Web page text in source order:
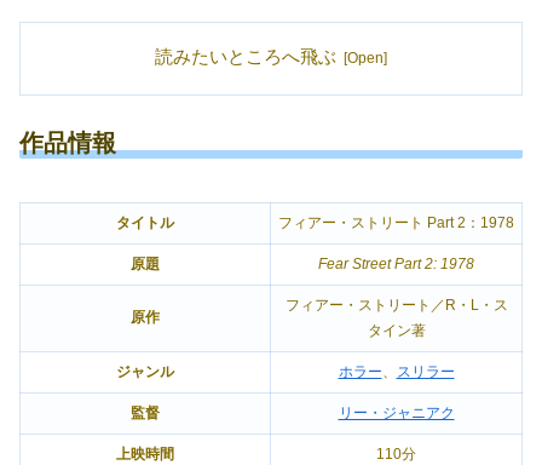
読みたいところへ飛ぶ
作品情報
タイトル フィアー・ストリート Part 2：1978
原題 Fear Street Part 2: 1978
原作
フィアー・ストリート／R・L・ス
タイン著
ジャンル ホラー、 スリラー
監督 リー・ジャニアク
上映時間 110分